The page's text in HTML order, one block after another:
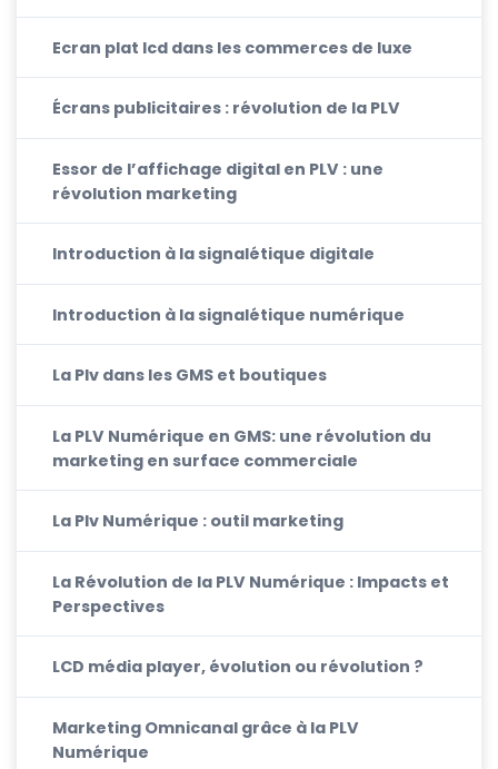
Ecran plat lcd dans les commerces de luxe
Écrans publicitaires : révolution de la PLV
Essor de l’affichage digital en PLV : une
révolution marketing
Introduction à la signalétique digitale
Introduction à la signalétique numérique
La Plv dans les GMS et boutiques
La PLV Numérique en GMS: une révolution du
marketing en surface commerciale
La Plv Numérique : outil marketing
La Révolution de la PLV Numérique : Impacts et
Perspectives
LCD média player, évolution ou révolution ?
Marketing Omnicanal grâce à la PLV
Numérique